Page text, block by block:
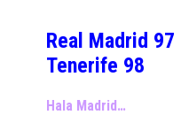
Real Madrid 97
Tenerife 98
Hala Madrid…